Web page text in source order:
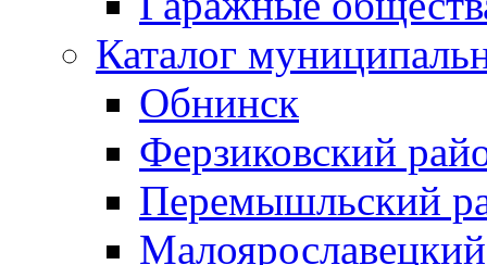
Каталог
Обнинск
Ферзиковский
Перемышльский